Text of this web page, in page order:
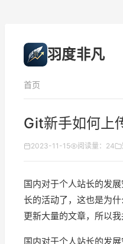
羽度非凡
首页
Git新手如何上
2023-11-15 阅读量：24
国内对于个人站长的发
长的活动了，这也是为
更新大量的文章，所以
国内对于个人站长的发